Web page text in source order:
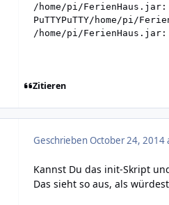
/home/pi/FerienHaus.jar:
PuTTYPuTTY/home/pi/
Zitieren
GeschriebenOctober 24, 2014
Kannst Du das init-Skript
Das sieht so aus, als